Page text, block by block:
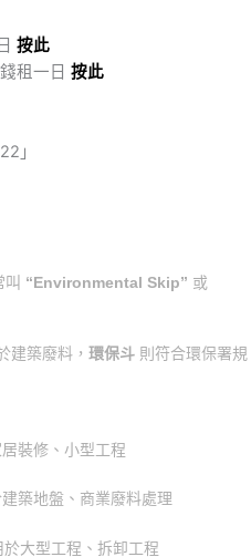
按此
租一日 按此
」
“Environmental Skip” 或
建築廢料， 環保斗則符合環保署規
居裝修、小型工程
建築地盤、商業廢料處理
於大型工程、拆卸工程